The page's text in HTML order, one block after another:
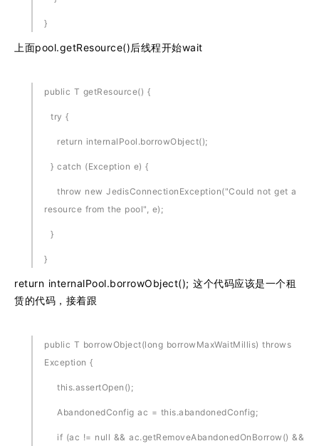
}
上面pool.getResource()后线程开始wait
public T getResource() {
try {
return internalPool.borrowObject();
} catch (Exception e) {
throw new JedisConnectionException("Could not get a
resource from the pool", e);
}
}
return internalPool.borrowObject(); 这个代码应该是一个租
赁的代码，接着跟
public T borrowObject(long borrowMaxWaitMillis) throws
Exception {
this.assertOpen();
AbandonedConfig ac = this.abandonedConfig;
if (ac != null && ac.getRemoveAbandonedOnBorrow() &&